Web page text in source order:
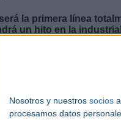
Nosotros y nuestros socios
procesamos datos
la primera línea
un hito en la
de más de 20 millones de
serie B y la
incluyendo la
de reciclaje de ROSI.
con una